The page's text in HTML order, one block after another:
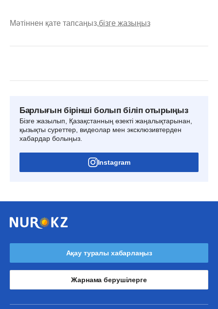
Мәтіннен қате тапсаңыз,бізге жазыңыз
Барлығын бірінші болып біліп отырыңыз
Бізге жазылып, Қазақстанның өзекті жаңалықтарынан,
қызықты суреттер, видеолар мен эксклюзивтерден
хабардар болыңыз.
Instagram
Ақау туралы хабарлаңыз
Жарнама берушілерге